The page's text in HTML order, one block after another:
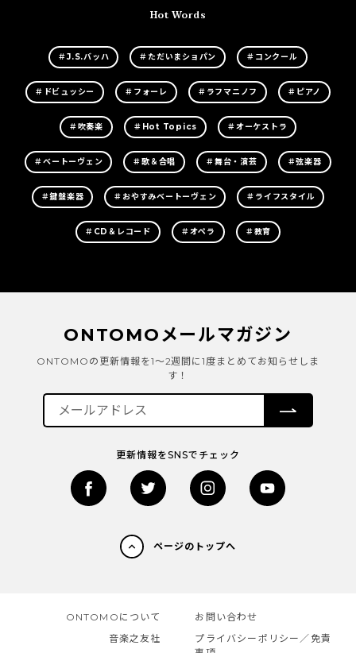
Hot Words
＃J.S.バッハ ＃ただいまショパン ＃コンクール
＃ドビュッシー ＃フォーレ ＃ラフマニノフ ＃ピアノ
＃吹奏楽 ＃Hot Topics ＃オーケストラ
＃ベートーヴェン ＃歌＆合唱 ＃舞台・演芸 ＃弦楽器
＃鍵盤楽器 ＃おやすみベートーヴェン ＃ライフスタイル
＃CD＆レコード ＃オペラ ＃教育
ONTOMOメールマガジン
ONTOMOの更新情報を1～2週間に1度まとめてお知らせしま
す！
更新情報をSNSでチェック
ページのトップへ
ONTOMOについて
音楽之友社
お問い合わせ
プライバシーポリシー／免責